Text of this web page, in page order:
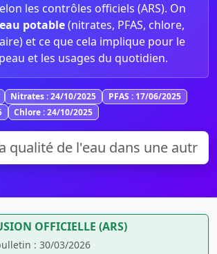
les contrôles officiels (ARS). On
eau potable(nitrates, PFAS, chlore,
et ce que cela implique pour le
et les usages du quotidien.
Nitrates : 24/10/2025
PFAS : 17/06/2025
Chlore : 24/10/2025
OFFICIELLE (ARS)
: 30/03/2026